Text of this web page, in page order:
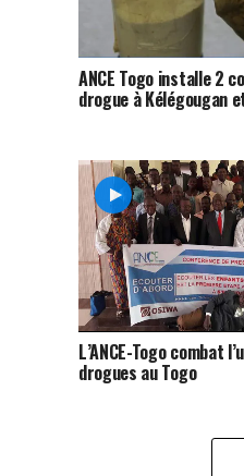
ANCE Togo installe 2
drogue à Kélégougan
L’ANCE-Togo combat
drogues au Togo